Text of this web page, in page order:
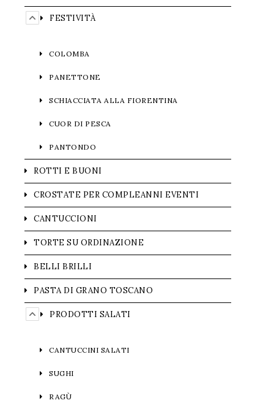
FESTIVITÀ
COLOMBA
PANETTONE
SCHIACCIATA ALLA FIORENTINA
CUOR DI PESCA
PANTONDO
ROTTI E BUONI
CROSTATE PER COMPLEANNI EVENTI
CANTUCCIONI
TORTE SU ORDINAZIONE
BELLI BRILLI
PASTA DI GRANO TOSCANO
PRODOTTI SALATI
CANTUCCINI SALATI
SUGHI
RAGÙ